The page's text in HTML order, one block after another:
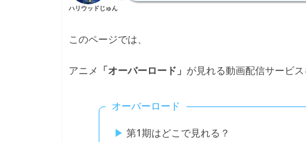
ハリウッドじゅん
このページでは、
アニメ 「オーバーロード」 が見れる動画配信サービス
オーバーロード
第1期はどこで見れる？